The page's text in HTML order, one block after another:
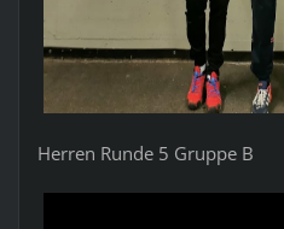
Herren Runde 5 Gruppe B